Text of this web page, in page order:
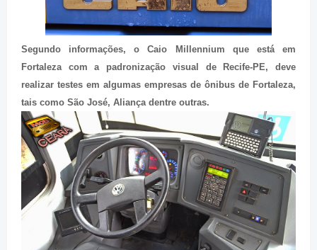
Segundo informações, o Caio Millennium que está em
Fortaleza com a padronização visual de Recife-PE, deve
realizar testes em algumas empresas de ônibus de Fortaleza,
tais como São José, Aliança dentre outras.